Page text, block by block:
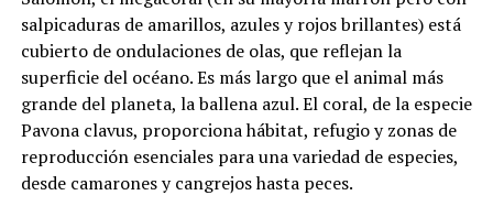
salpicaduras de amarillos, azules y rojos brillantes) está
cubierto de ondulaciones de olas, que reflejan la
superficie del océano. Es más largo que el animal más
grande del planeta, la ballena azul. El coral, de la especie
Pavona clavus, proporciona hábitat, refugio y zonas de
reproducción esenciales para una variedad de especies,
desde camarones y cangrejos hasta peces.